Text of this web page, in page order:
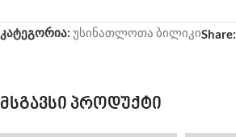
კატეგორია: უსინათლოთა ბილიკიShare:
მსგავსი პროდუქტი